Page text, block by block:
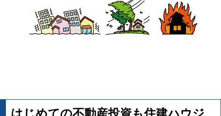
はじめての不動産投資も住建ハウジ